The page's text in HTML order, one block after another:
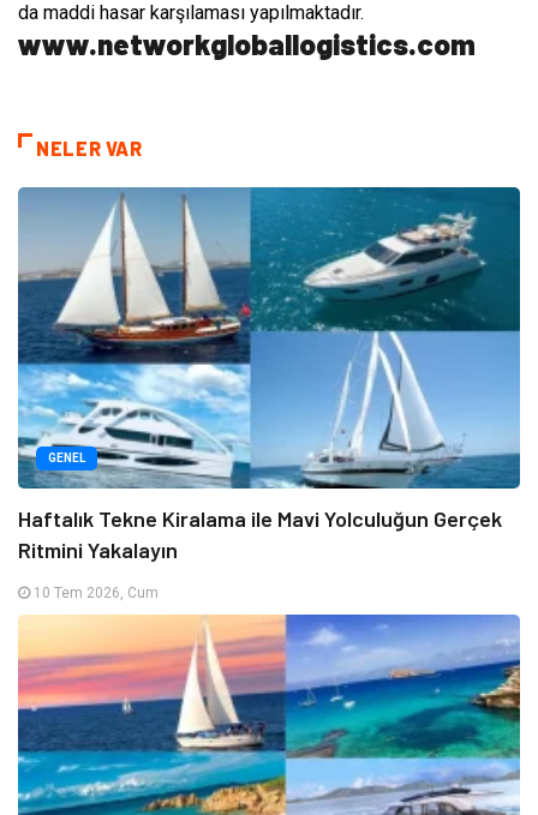
da maddi hasar karşılaması yapılmaktadır.
www.networkgloballogistics.com
NELER VAR
GENEL
Haftalık Tekne Kiralama ile Mavi Yolculuğun Gerçek
Ritmini Yakalayın
10 Tem 2026, Cum